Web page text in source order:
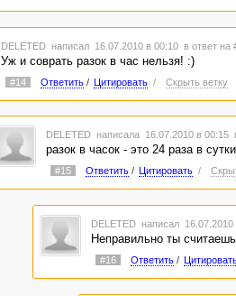
DELETED написал 16.07.2010 в 00:10 в ответ на
Уж и соврать разок в час нельзя! :)
#14 Ответить/ Цитировать / Скрыть ветку
DELETED написала 16.07.2010 в 00:15
разок в часок - это 24 раза в
#15 Ответить/ Цитировать /
DELETED написал 16.07.2010
Неправильно ты
#16 Ответить/